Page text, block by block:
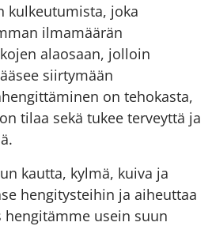
kulkeutumista, joka
ilmamäärän
alaosaan, jolloin
siirtymään
on tehokasta,
tilaa sekä tukee terveyttä ja
kautta, kylmä, kuiva ja
hengitysteihin ja aiheuttaa
hengitämme usein suun